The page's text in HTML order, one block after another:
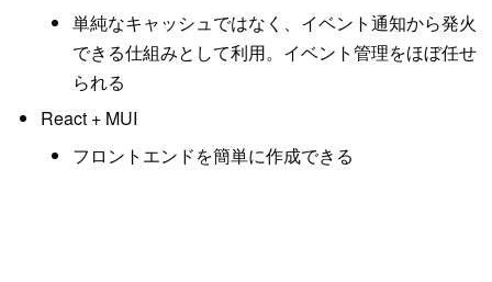
単純なキャッシュではなく、イベント通知から発火
できる仕組みとして利用。イベント管理をほぼ任せ
られる
React + MUI
フロントエンドを簡単に作成できる